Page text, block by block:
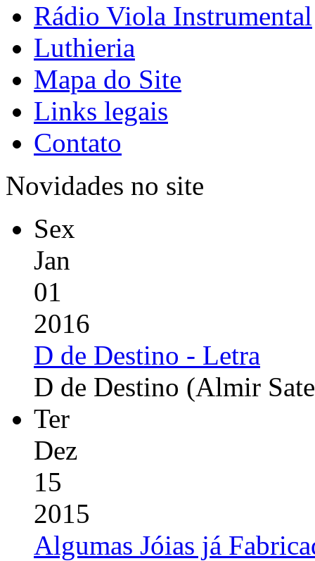
Rádio Viola Instrumental
Luthieria
Mapa do Site
Links legais
Contato
Novidades no site
Sex
Jan
01
2016
D de Destino - Letra
D de Destino (Almir
Ter
Dez
15
2015
Algumas Jóias já